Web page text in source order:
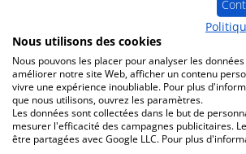
shopware AG (Ebbinghoff 10, 48624
PlentyONE GmbH (Johanna-Waescher-
Germany)
En cas de litige, et sous réserve du respect
légales, nous participerons à une procédure
consommation.
Nous utilisons des cookies
Nous pouvons les placer pour analyser les
améliorer notre site Web, afficher un contenu
vivre une expérience inoubliable. Pour plus
que nous utilisons, ouvrez les paramètres.
Les données sont collectées dans le but de
mesurer l'efficacité des campagnes publicitaires.
être partagées avec Google LLC. Pour plus